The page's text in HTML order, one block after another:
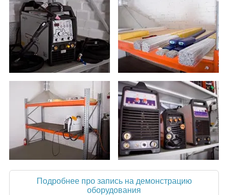
Подробнее про запись на демонстрацию
оборудования